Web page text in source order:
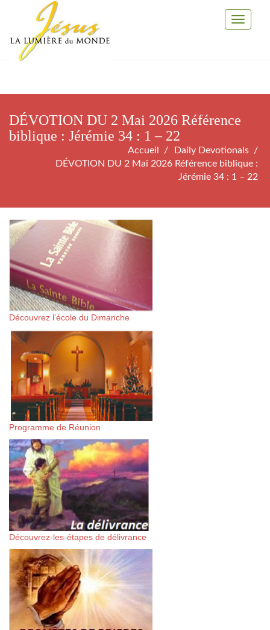
Toggle
DÉVOTION DU 2 Mai 2026 Référence
biblique : Jérémie 34 : 1 – 22
Accueil
Daily Devotionals
DÉVOTION DU 2 Mai 2026 Référence biblique :
Jérémie 34 : 1 – 22
Découvrez l’école du Dimanche
Programme de Réunion
Découvrez-les-étapes de délivrance